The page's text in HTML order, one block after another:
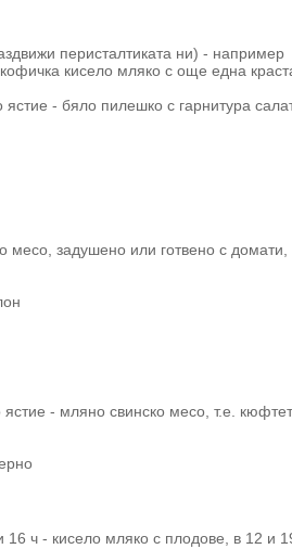
перисталтиката ни) - например
кисело мляко с още една
- бяло пилешко с гарнитура
месо, задушено или готвено с домати,
- мляно свинско месо, т.е.
ч - кисело мляко с плодове, в 12 и